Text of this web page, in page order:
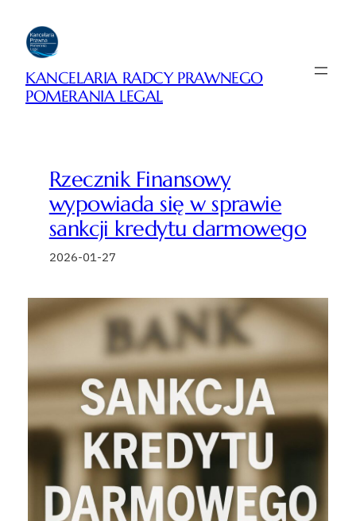
treści
KANCELARIA RADCY PRAWNEGO
POMERANIA LEGAL
Rzecznik Finansowy
wypowiada się w sprawie
sankcji kredytu darmowego
2026-01-27